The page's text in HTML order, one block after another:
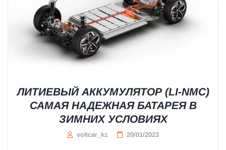
ЛИТИЕВЫЙ АККУМУЛЯТОР (LI-NMC)
САМАЯ НАДЕЖНАЯ БАТАРЕЯ В
ЗИМНИХ УСЛОВИЯХ
voltcar_kz 20/01/2023